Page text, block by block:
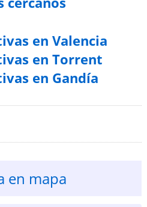
en Valencia
en Torrent
en Gandía
en mapa